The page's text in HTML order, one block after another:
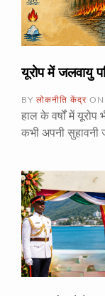
यूरोप में जलवायु
BY लोकनीति केंद्र ON
हाल के वर्षों में यूरोप
कभी अपनी सुहावनी